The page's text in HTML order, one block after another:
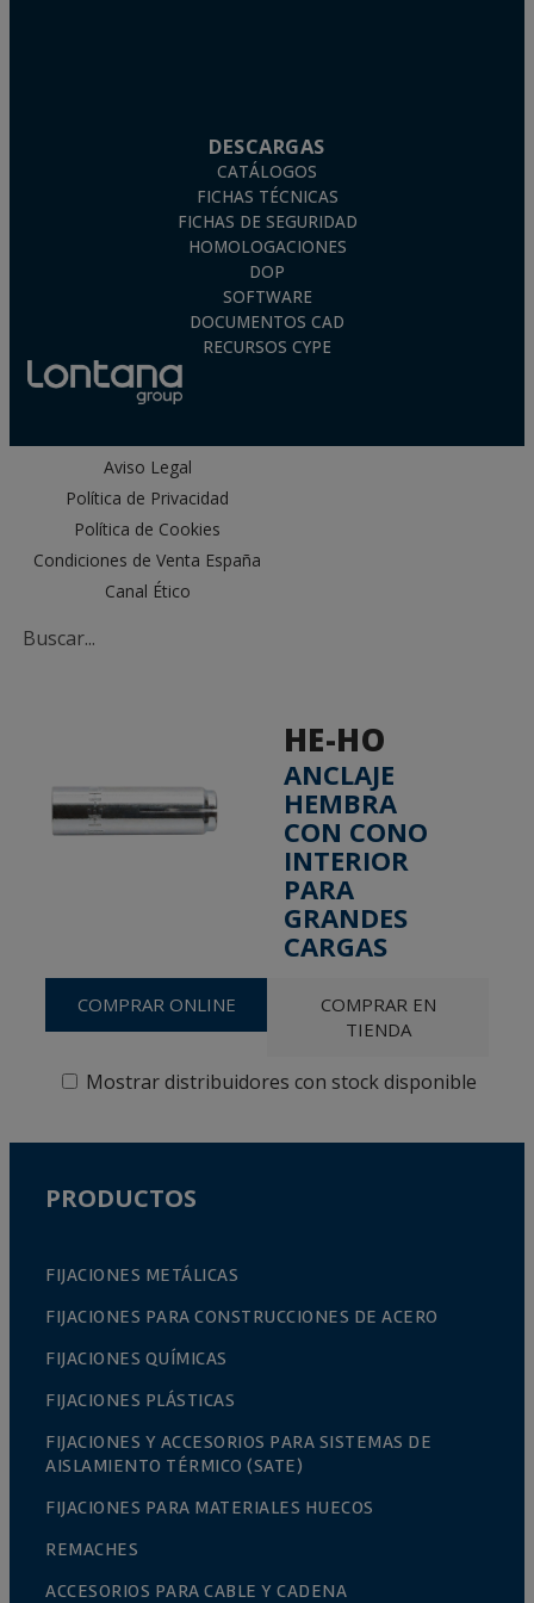
DESCARGAS
CATÁLOGOS
FICHAS TÉCNICAS
FICHAS DE SEGURIDAD
HOMOLOGACIONES
DOP
SOFTWARE
DOCUMENTOS CAD
RECURSOS CYPE
Aviso Legal
Política de Privacidad
Política de Cookies
Condiciones de Venta España
Canal Ético
HE-HO
ANCLAJE
HEMBRA
CON CONO
INTERIOR
PARA
GRANDES
CARGAS
COMPRAR ONLINE
COMPRAR EN
TIENDA
Mostrar distribuidores con stock disponible
PRODUCTOS
FIJACIONES METÁLICAS
FIJACIONES PARA CONSTRUCCIONES DE ACERO
FIJACIONES QUÍMICAS
FIJACIONES PLÁSTICAS
FIJACIONES Y ACCESORIOS PARA SISTEMAS DE
AISLAMIENTO TÉRMICO (SATE)
FIJACIONES PARA MATERIALES HUECOS
REMACHES
ACCESORIOS PARA CABLE Y CADENA